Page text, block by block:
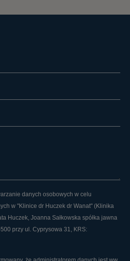
danych osobowych w celu
w "Klinice dr Huczek dr Wanat" (Klinika
Huczek, Joanna Sałkowska spółka jawna
przy ul. Cyprysowa 31, KRS: